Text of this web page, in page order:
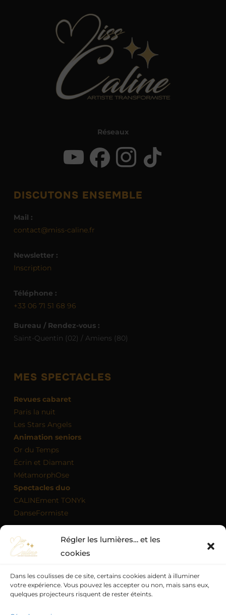
Régler les lumières… et les
cookies
Dans les coulisses de ce site, certains cookies aident à illuminer
votre expérience. Vous pouvez les accepter ou non, mais sans eux,
quelques projecteurs risquent de rester éteints.
Réseaux
DISCUTONS ENSEMBLE
Mail :
contact@miss-caline.fr
Newsletter :
Inscription
Téléphone :
+33 06 71 51 68 96
Bureau / Rendez-vous :
Saint-Quentin (02) / Amiens (80)
MES SPECTACLES
Revues cabaret
Paris la nuit
Les Stars Angels
Animation seniors
Or du Temps
Écrin et Diamant
MétamorphOse
Spectacles duo
CALINEment TONYk
DanseFormiste
MON AGENDA